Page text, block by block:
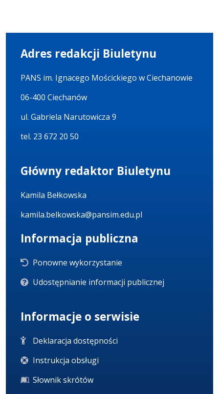
Adres redakcji Biuletynu
PANS im. Ignacego Mościckiego w Ciechanowie
06-400 Ciechanów
ul. Gabriela Narutowicza 9
tel. 23 672 20 50
Główny redaktor Biuletynu
Kamila Bełkowska
kamila.belkowska@pansim.edu.pl
Informacja publiczna
Ponowne wykorzystanie
Udostępnianie informacji publicznej
Informacje o serwisie
Deklaracja dostępności
Instrukcja obsługi
Słownik skrótów